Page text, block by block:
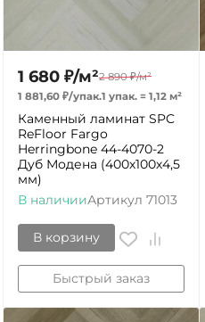
1 680 ₽/м²2 890 ₽/м²
1 881,60 ₽/упак.1 упак. = 1,12 м²
Каменный ламинат SPC
ReFloor Fargo
Herringbone 44-4070-2
Дуб Модена (400х100х4,5
мм)
В наличииАртикул 71013
В корзину
Быстрый заказ